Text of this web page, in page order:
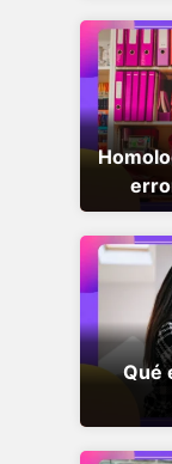
Qué